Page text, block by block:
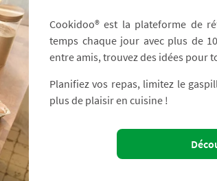
Cookidoo® est la plateforme de
temps chaque jour avec plus de
entre amis, trouvez des idées pour
Planifiez vos repas, limitez le
plus de plaisir en cuisine !